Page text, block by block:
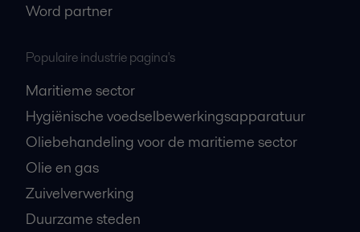
Word partner
Populaire industrie pagina's
Maritieme sector
Hygiënische voedselbewerkingsapparatuur
Oliebehandeling voor de maritieme sector
Olie en gas
Zuivelverwerking
Duurzame steden